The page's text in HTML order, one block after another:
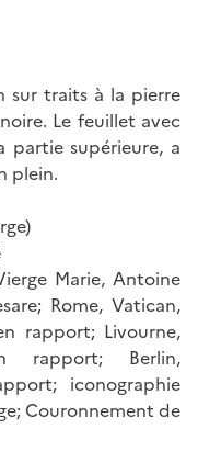
sur traits à la pierre
Le feuillet avec
supérieure, a
plein.
Marie, Antoine
Rome, Vatican,
rapport; Livourne,
rapport; Berlin,
iconographie
Couronnement de